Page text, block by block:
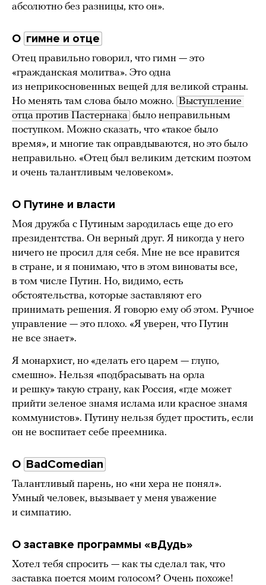
абсолютно без разницы, кто он».
О гимне и отце
Отец правильно говорил, что гимн — это
«гражданская молитва». Это одна
из неприкосновенных вещей для великой страны.
Но менять там слова было можно. Выступление
отца против Пастернака было неправильным
поступком. Можно сказать, что «такое было
время», и многие так оправдываются, но это было
неправильно. «Отец был великим детским поэтом
и очень талантливым человеком».
О Путине и власти
Моя дружба с Путиным зародилась еще до его
президентства. Он верный друг. Я никогда у него
ничего не просил для себя. Мне не все нравится
в стране, и я понимаю, что в этом виноваты все,
в том числе Путин. Но, видимо, есть
обстоятельства, которые заставляют его
принимать решения. Я говорю ему об этом. Ручное
управление — это плохо. «Я уверен, что Путин
не все знает».
Я монархист, но «делать его царем — глупо,
смешно». Нельзя «подбрасывать на орла
и решку» такую страну, как Россия, «где может
прийти зеленое знамя ислама или красное знамя
коммунистов». Путину нельзя будет простить, если
он не воспитает себе преемника.
О BadComedian
Талантливый парень, но «ни хера не понял».
Умный человек, вызывает у меня уважение
и симпатию.
О заставке программы «вДудь»
Хотел тебя спросить — как ты сделал так, что
заставка поется моим голосом? Очень похоже!